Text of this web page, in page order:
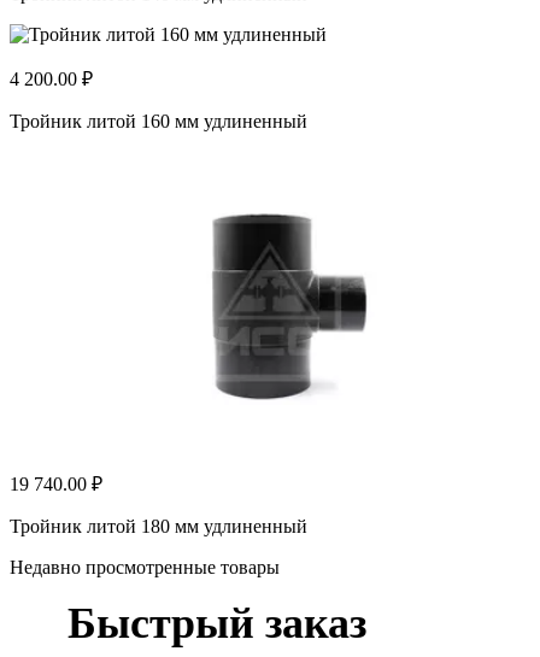
4 200.00 ₽
Тройник литой 160 мм удлиненный
19 740.00 ₽
Тройник литой 180 мм удлиненный
Недавно просмотренные товары
Быстрый заказ